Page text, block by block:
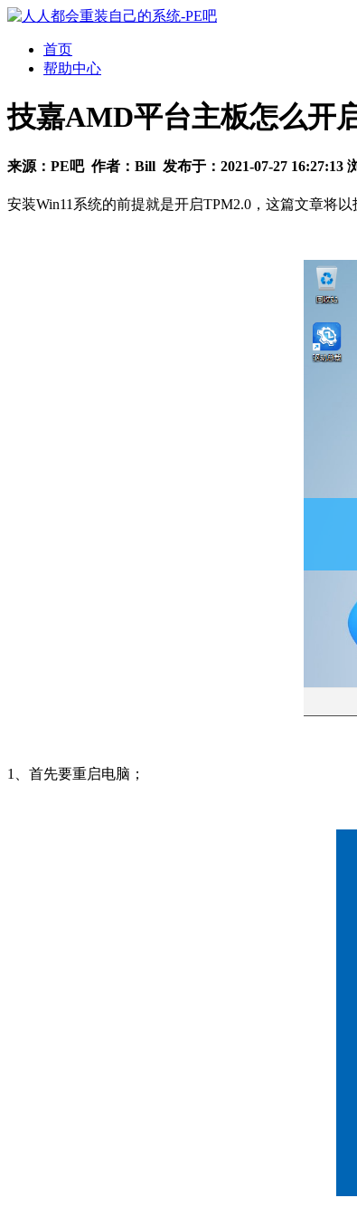
首页
帮助中心
技嘉AMD平台主板怎么开
来源： PE吧作者： Bill 发布于： 2021-07-27 16:27:13
安装Win11系统的前提就是开启TPM2.0，这篇文章将
1、首先要重启电脑；